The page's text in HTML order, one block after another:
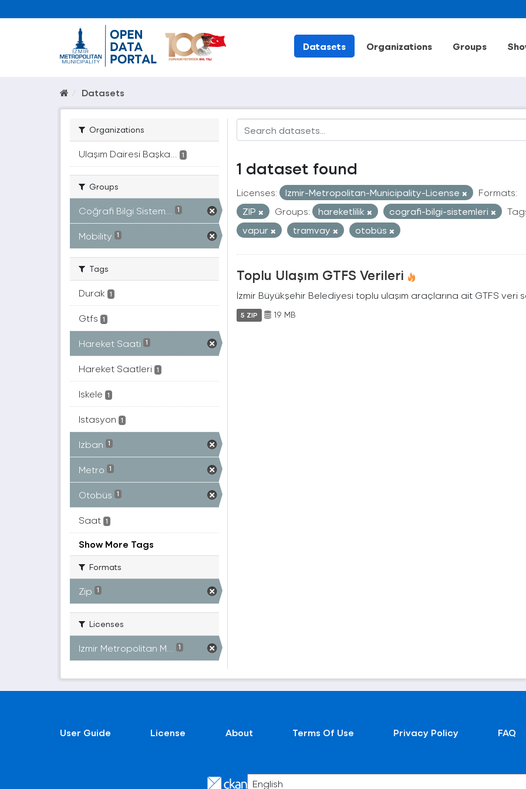
Datasets Organizations Groups
Datasets
Organizations
Ulaşım Dairesi Başka... 1
Groups
Coğrafi Bilgi Sistem... 1
Mobility 1
Tags
Durak 1
Gtfs 1
Hareket Saati 1
Hareket Saatleri 1
Iskele 1
Istasyon 1
Izban 1
Metro 1
Otobüs 1
Saat 1
Show More Tags
Formats
Zip 1
Licenses
Izmir Metropolitan M... 1
1 dataset found
Licenses: Izmir-Metropolitan-Municipality-License
Formats:
ZIP
Groups: hareketlilik cografi-bilgi-sistemleri
vapur
tramvay otobüs
Toplu Ulaşım GTFS Verileri
İzmir Büyükşehir Belediyesi toplu ulaşım araçlarına ait GTFS veri
5 ZIP 19 MB
User Guide License About Terms Of Use Privacy Policy FAQ